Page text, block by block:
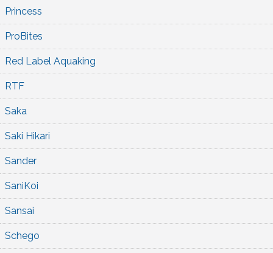
Princess
ProBites
Red Label Aquaking
RTF
Saka
Saki Hikari
Sander
SaniKoi
Sansai
Schego